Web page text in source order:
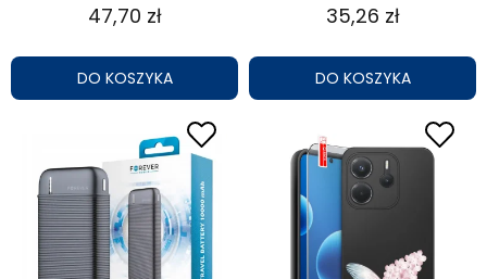
47,70 zł
DO KOSZYKA
35,26 zł
DO KOSZYKA